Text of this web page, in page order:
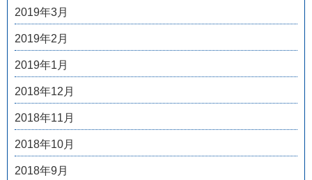
2019年3月
2019年2月
2019年1月
2018年12月
2018年11月
2018年10月
2018年9月